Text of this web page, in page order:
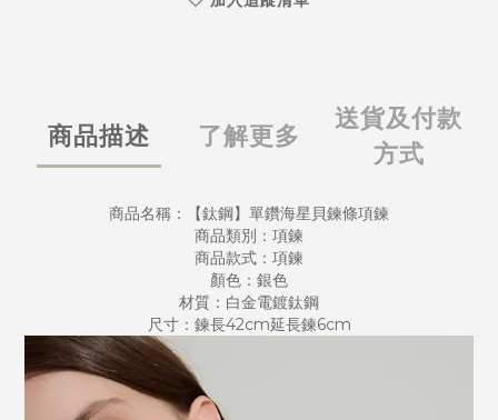
商品描述 了解更多
送貨及付款
方式
商品名稱：【鈦鋼】單鑽海星貝鍊條項鍊
商品類別：項鍊
商品款式：項鍊
顏色：銀色
材質：白金電鍍鈦鋼
尺寸：鍊長42cm延長鍊6cm